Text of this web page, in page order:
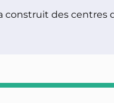
construit des